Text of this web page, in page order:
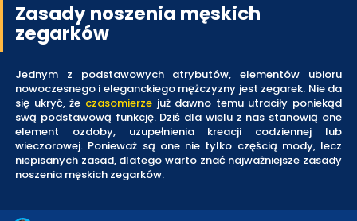
Zasady noszenia męskich
zegarków
Jednym z podstawowych atrybutów, elementów ubioru
nowoczesnego i eleganckiego mężczyzny jest zegarek. Nie da
się ukryć, że czasomierzejuż dawno temu utraciły poniekąd
swą podstawową funkcję. Dziś dla wielu z nas stanowią one
element ozdoby, uzupełnienia kreacji codziennej lub
wieczorowej. Ponieważ są one nie tylko częścią mody, lecz
niepisanych zasad, dlatego warto znać najważniejsze zasady
noszenia męskich zegarków.